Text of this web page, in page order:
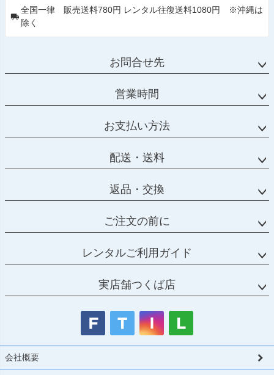
全国一律 販売送料780円 レンタル往復送料1080円 ※沖縄は
除く
お問合せ先
営業時間
お支払い方法
配送・送料
返品・交換
ご注文の前に
レンタルご利用ガイド
実店舗つくば店
会社概要